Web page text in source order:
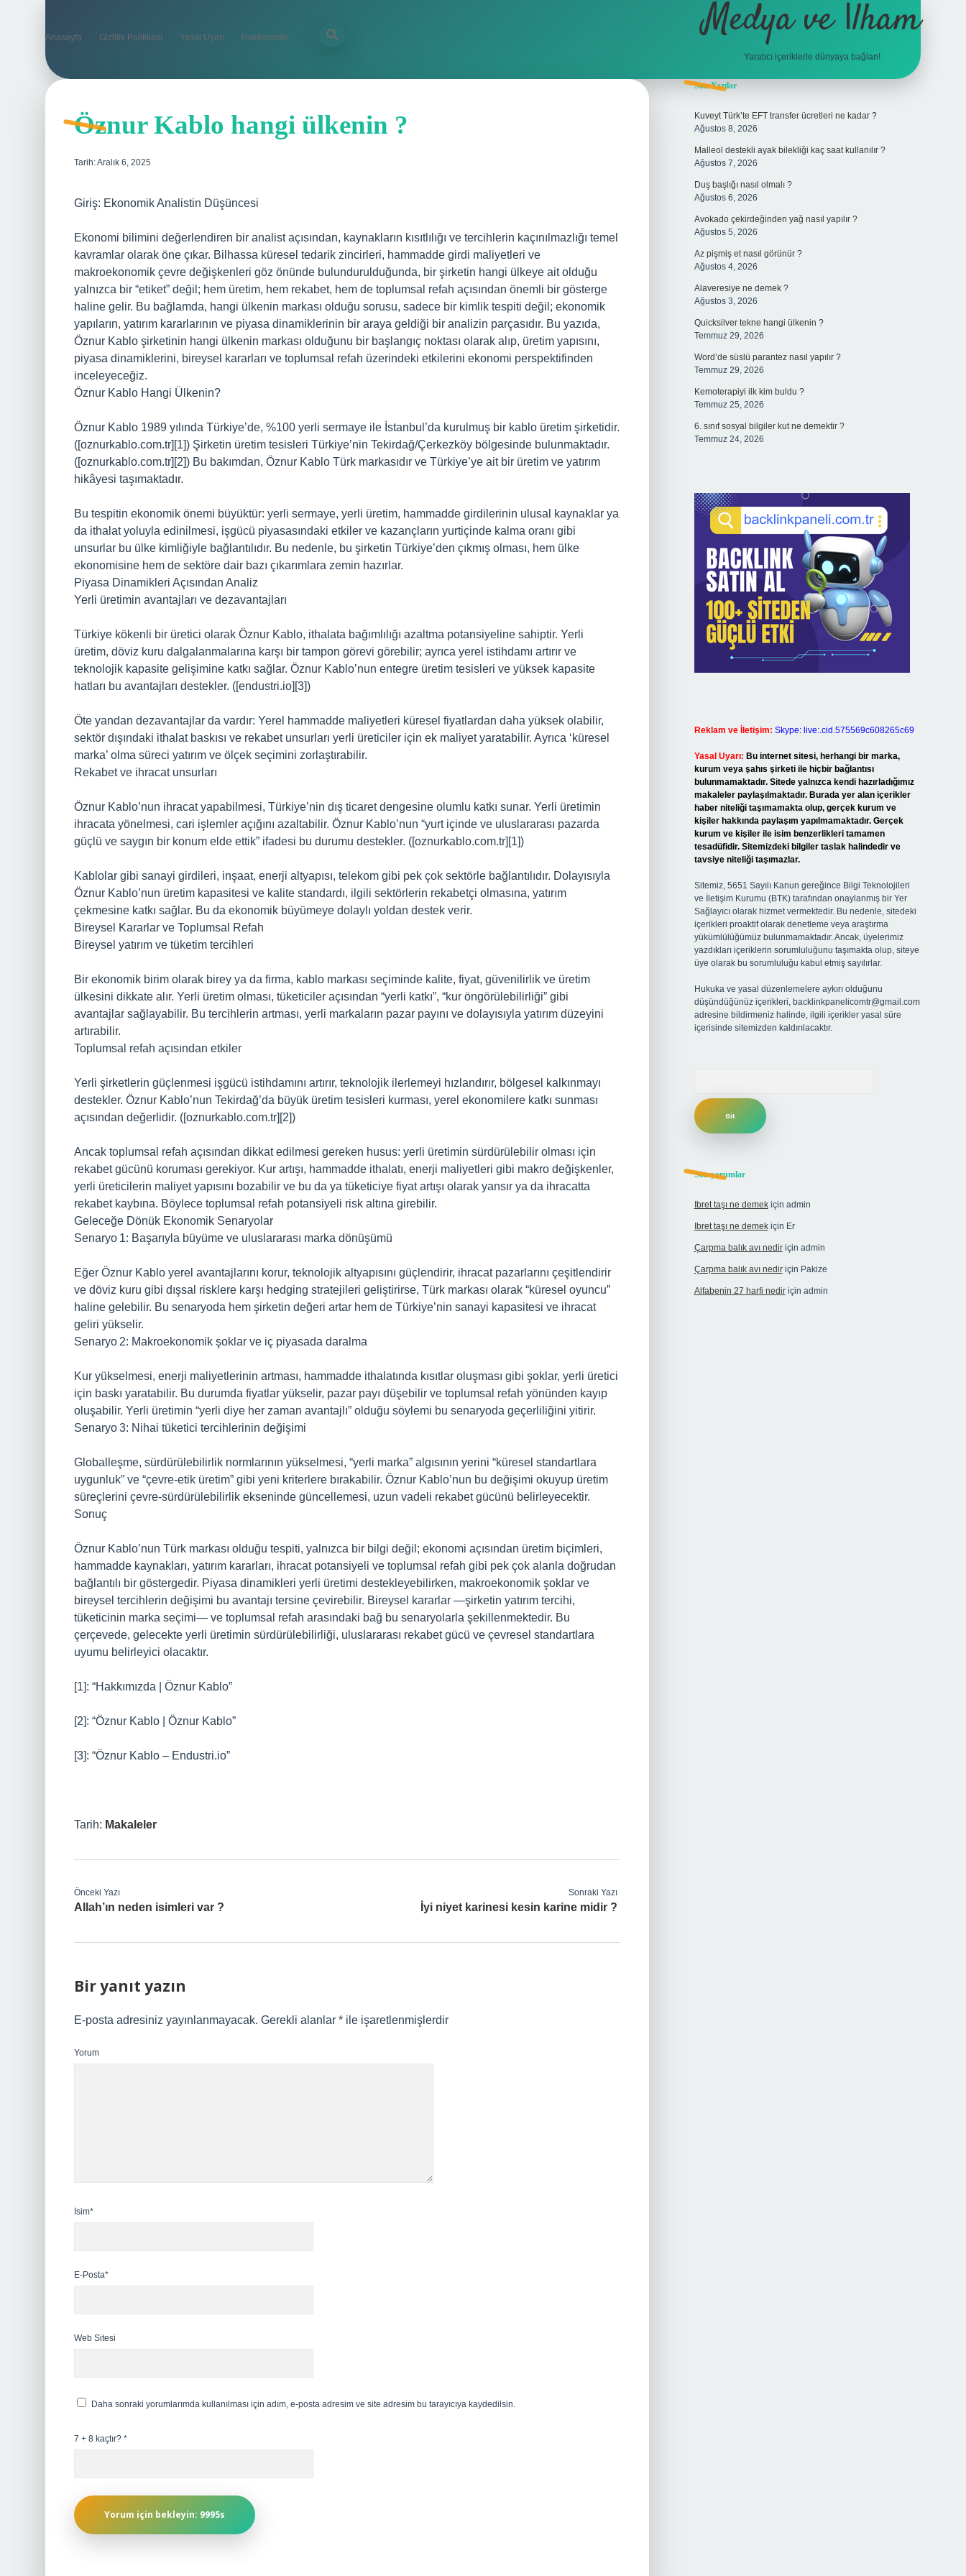
Anasayfa Gizlilik Politikası Yasal Uyarı Hakkımızda Medya ve İlham
Yaratıcı içeriklerle dünyaya bağlan!
Öznur Kablo hangi ülkenin ?
Tarih: Aralık 6, 2025
Giriş: Ekonomik Analistin Düşüncesi
Ekonomi bilimini değerlendiren bir analist açısından, kaynakların kısıtlılığı ve tercihlerin kaçınılmazlığı temel
kavramlar olarak öne çıkar. Bilhassa küresel tedarik zincirleri, hammadde girdi maliyetleri ve
makroekonomik çevre değişkenleri göz önünde bulundurulduğunda, bir şirketin hangi ülkeye ait olduğu
yalnızca bir “etiket” değil; hem üretim, hem rekabet, hem de toplumsal refah açısından önemli bir gösterge
haline gelir. Bu bağlamda, hangi ülkenin markası olduğu sorusu, sadece bir kimlik tespiti değil; ekonomik
yapıların, yatırım kararlarının ve piyasa dinamiklerinin bir araya geldiği bir analizin parçasıdır. Bu yazıda,
Öznur Kablo şirketinin hangi ülkenin markası olduğunu bir başlangıç noktası olarak alıp, üretim yapısını,
piyasa dinamiklerini, bireysel kararları ve toplumsal refah üzerindeki etkilerini ekonomi perspektifinden
inceleyeceğiz.
Öznur Kablo Hangi Ülkenin?
Öznur Kablo 1989 yılında Türkiye’de, %100 yerli sermaye ile İstanbul’da kurulmuş bir kablo üretim şirketidir.
([oznurkablo.com.tr][1]) Şirketin üretim tesisleri Türkiye’nin Tekirdağ/Çerkezköy bölgesinde bulunmaktadır.
([oznurkablo.com.tr][2]) Bu bakımdan, Öznur Kablo Türk markasıdır ve Türkiye’ye ait bir üretim ve yatırım
hikâyesi taşımaktadır.
Bu tespitin ekonomik önemi büyüktür: yerli sermaye, yerli üretim, hammadde girdilerinin ulusal kaynaklar ya
da ithalat yoluyla edinilmesi, işgücü piyasasındaki etkiler ve kazançların yurtiçinde kalma oranı gibi
unsurlar bu ülke kimliğiyle bağlantılıdır. Bu nedenle, bu şirketin Türkiye’den çıkmış olması, hem ülke
ekonomisine hem de sektöre dair bazı çıkarımlara zemin hazırlar.
Piyasa Dinamikleri Açısından Analiz
Yerli üretimin avantajları ve dezavantajları
Türkiye kökenli bir üretici olarak Öznur Kablo, ithalata bağımlılığı azaltma potansiyeline sahiptir. Yerli
üretim, döviz kuru dalgalanmalarına karşı bir tampon görevi görebilir; ayrıca yerel istihdamı artırır ve
teknolojik kapasite gelişimine katkı sağlar. Öznur Kablo’nun entegre üretim tesisleri ve yüksek kapasite
hatları bu avantajları destekler. ([endustri.io][3])
Öte yandan dezavantajlar da vardır: Yerel hammadde maliyetleri küresel fiyatlardan daha yüksek olabilir,
sektör dışındaki ithalat baskısı ve rekabet unsurları yerli üreticiler için ek maliyet yaratabilir. Ayrıca ‘küresel
marka’ olma süreci yatırım ve ölçek seçimini zorlaştırabilir.
Rekabet ve ihracat unsurları
Öznur Kablo’nun ihracat yapabilmesi, Türkiye’nin dış ticaret dengesine olumlu katkı sunar. Yerli üretimin
ihracata yönelmesi, cari işlemler açığını azaltabilir. Öznur Kablo’nun “yurt içinde ve uluslararası pazarda
güçlü ve saygın bir konum elde ettik” ifadesi bu durumu destekler. ([oznurkablo.com.tr][1])
Kablolar gibi sanayi girdileri, inşaat, enerji altyapısı, telekom gibi pek çok sektörle bağlantılıdır. Dolayısıyla
Öznur Kablo’nun üretim kapasitesi ve kalite standardı, ilgili sektörlerin rekabetçi olmasına, yatırım
çekmesine katkı sağlar. Bu da ekonomik büyümeye dolaylı yoldan destek verir.
Bireysel Kararlar ve Toplumsal Refah
Bireysel yatırım ve tüketim tercihleri
Bir ekonomik birim olarak birey ya da firma, kablo markası seçiminde kalite, fiyat, güvenilirlik ve üretim
ülkesini dikkate alır. Yerli üretim olması, tüketiciler açısından “yerli katkı”, “kur öngörülebilirliği” gibi
avantajlar sağlayabilir. Bu tercihlerin artması, yerli markaların pazar payını ve dolayısıyla yatırım düzeyini
artırabilir.
Toplumsal refah açısından etkiler
Yerli şirketlerin güçlenmesi işgücü istihdamını artırır, teknolojik ilerlemeyi hızlandırır, bölgesel kalkınmayı
destekler. Öznur Kablo’nun Tekirdağ’da büyük üretim tesisleri kurması, yerel ekonomilere katkı sunması
açısından değerlidir. ([oznurkablo.com.tr][2])
Ancak toplumsal refah açısından dikkat edilmesi gereken husus: yerli üretimin sürdürülebilir olması için
rekabet gücünü koruması gerekiyor. Kur artışı, hammadde ithalatı, enerji maliyetleri gibi makro değişkenler,
yerli üreticilerin maliyet yapısını bozabilir ve bu da ya tüketiciye fiyat artışı olarak yansır ya da ihracatta
rekabet kaybına. Böylece toplumsal refah potansiyeli risk altına girebilir.
Geleceğe Dönük Ekonomik Senaryolar
Senaryo 1: Başarıyla büyüme ve uluslararası marka dönüşümü
Eğer Öznur Kablo yerel avantajlarını korur, teknolojik altyapısını güçlendirir, ihracat pazarlarını çeşitlendirir
ve döviz kuru gibi dışsal risklere karşı hedging stratejileri geliştirirse, Türk markası olarak “küresel oyuncu”
haline gelebilir. Bu senaryoda hem şirketin değeri artar hem de Türkiye’nin sanayi kapasitesi ve ihracat
geliri yükselir.
Senaryo 2: Makroekonomik şoklar ve iç piyasada daralma
Kur yükselmesi, enerji maliyetlerinin artması, hammadde ithalatında kısıtlar oluşması gibi şoklar, yerli üretici
için baskı yaratabilir. Bu durumda fiyatlar yükselir, pazar payı düşebilir ve toplumsal refah yönünden kayıp
oluşabilir. Yerli üretimin “yerli diye her zaman avantajlı” olduğu söylemi bu senaryoda geçerliliğini yitirir.
Senaryo 3: Nihai tüketici tercihlerinin değişimi
Globalleşme, sürdürülebilirlik normlarının yükselmesi, “yerli marka” algısının yerini “küresel standartlara
uygunluk” ve “çevre‑etik üretim” gibi yeni kriterlere bırakabilir. Öznur Kablo’nun bu değişimi okuyup üretim
süreçlerini çevre‑sürdürülebilirlik ekseninde güncellemesi, uzun vadeli rekabet gücünü belirleyecektir.
Sonuç
Öznur Kablo’nun Türk markası olduğu tespiti, yalnızca bir bilgi değil; ekonomi açısından üretim biçimleri,
hammadde kaynakları, yatırım kararları, ihracat potansiyeli ve toplumsal refah gibi pek çok alanla doğrudan
bağlantılı bir göstergedir. Piyasa dinamikleri yerli üretimi destekleyebilirken, makroekonomik şoklar ve
bireysel tercihlerin değişimi bu avantajı tersine çevirebilir. Bireysel kararlar —şirketin yatırım tercihi,
tüketicinin marka seçimi— ve toplumsal refah arasındaki bağ bu senaryolarla şekillenmektedir. Bu
çerçevede, gelecekte yerli üretimin sürdürülebilirliği, uluslararası rekabet gücü ve çevresel standartlara
uyumu belirleyici olacaktır.
[1]: “Hakkımızda | Öznur Kablo”
[2]: “Öznur Kablo | Öznur Kablo”
[3]: “Öznur Kablo – Endustri.io”
Tarih: Makaleler
Önceki Yazı
Allah’ın neden isimleri var ?
Sonraki Yazı
İyi niyet karinesi kesin karine midir ?
Bir yanıt yazın
E-posta adresiniz yayınlanmayacak. Gerekli alanlar * ile işaretlenmişlerdir
Yorum
İsim*
E-Posta*
Web Sitesi
Daha sonraki yorumlarımda kullanılması için adım, e-posta adresim ve site adresim bu tarayıcıya kaydedilsin.
7 + 8 kaçtır? *
Sidebar
Son Yazılar
Kuveyt Türk’te EFT transfer ücretleri ne kadar ?
Ağustos 8, 2026
Malleol destekli ayak bilekliği kaç saat kullanılır ?
Ağustos 7, 2026
Duş başlığı nasıl olmalı ?
Ağustos 6, 2026
Avokado çekirdeğinden yağ nasıl yapılır ?
Ağustos 5, 2026
Az pişmiş et nasıl görünür ?
Ağustos 4, 2026
Alaveresiye ne demek ?
Ağustos 3, 2026
Quicksilver tekne hangi ülkenin ?
Temmuz 29, 2026
Word’de süslü parantez nasıl yapılır ?
Temmuz 29, 2026
Kemoterapiyi ilk kim buldu ?
Temmuz 25, 2026
6. sınıf sosyal bilgiler kut ne demektir ?
Temmuz 24, 2026
Reklam ve İletişim: Skype: live:.cid.575569c608265c69
Yasal Uyarı: Bu internet sitesi, herhangi bir marka,
kurum veya şahıs şirketi ile hiçbir bağlantısı
bulunmamaktadır. Sitede yalnızca kendi hazırladığımız
makaleler paylaşılmaktadır. Burada yer alan içerikler
haber niteliği taşımamakta olup, gerçek kurum ve
kişiler hakkında paylaşım yapılmamaktadır. Gerçek
kurum ve kişiler ile isim benzerlikleri tamamen
tesadüfidir. Sitemizdeki bilgiler taslak halindedir ve
tavsiye niteliği taşımazlar.
Sitemiz, 5651 Sayılı Kanun gereğince Bilgi Teknolojileri
ve İletişim Kurumu (BTK) tarafından onaylanmış bir Yer
Sağlayıcı olarak hizmet vermektedir. Bu nedenle, sitedeki
içerikleri proaktif olarak denetleme veya araştırma
yükümlülüğümüz bulunmamaktadır. Ancak, üyelerimiz
yazdıkları içeriklerin sorumluluğunu taşımakta olup, siteye
üye olarak bu sorumluluğu kabul etmiş sayılırlar.
Hukuka ve yasal düzenlemelere aykırı olduğunu
düşündüğünüz içerikleri, backlinkpanelicomtr@gmail.com
adresine bildirmeniz halinde, ilgili içerikler yasal süre
içerisinde sitemizden kaldırılacaktır.
Son yorumlar
Ibret taşı ne demekiçin admin
Ibret taşı ne demekiçin Er
Çarpma balık avı nediriçin admin
Çarpma balık avı nediriçin Pakize
Alfabenin 27 harfi nediriçin admin